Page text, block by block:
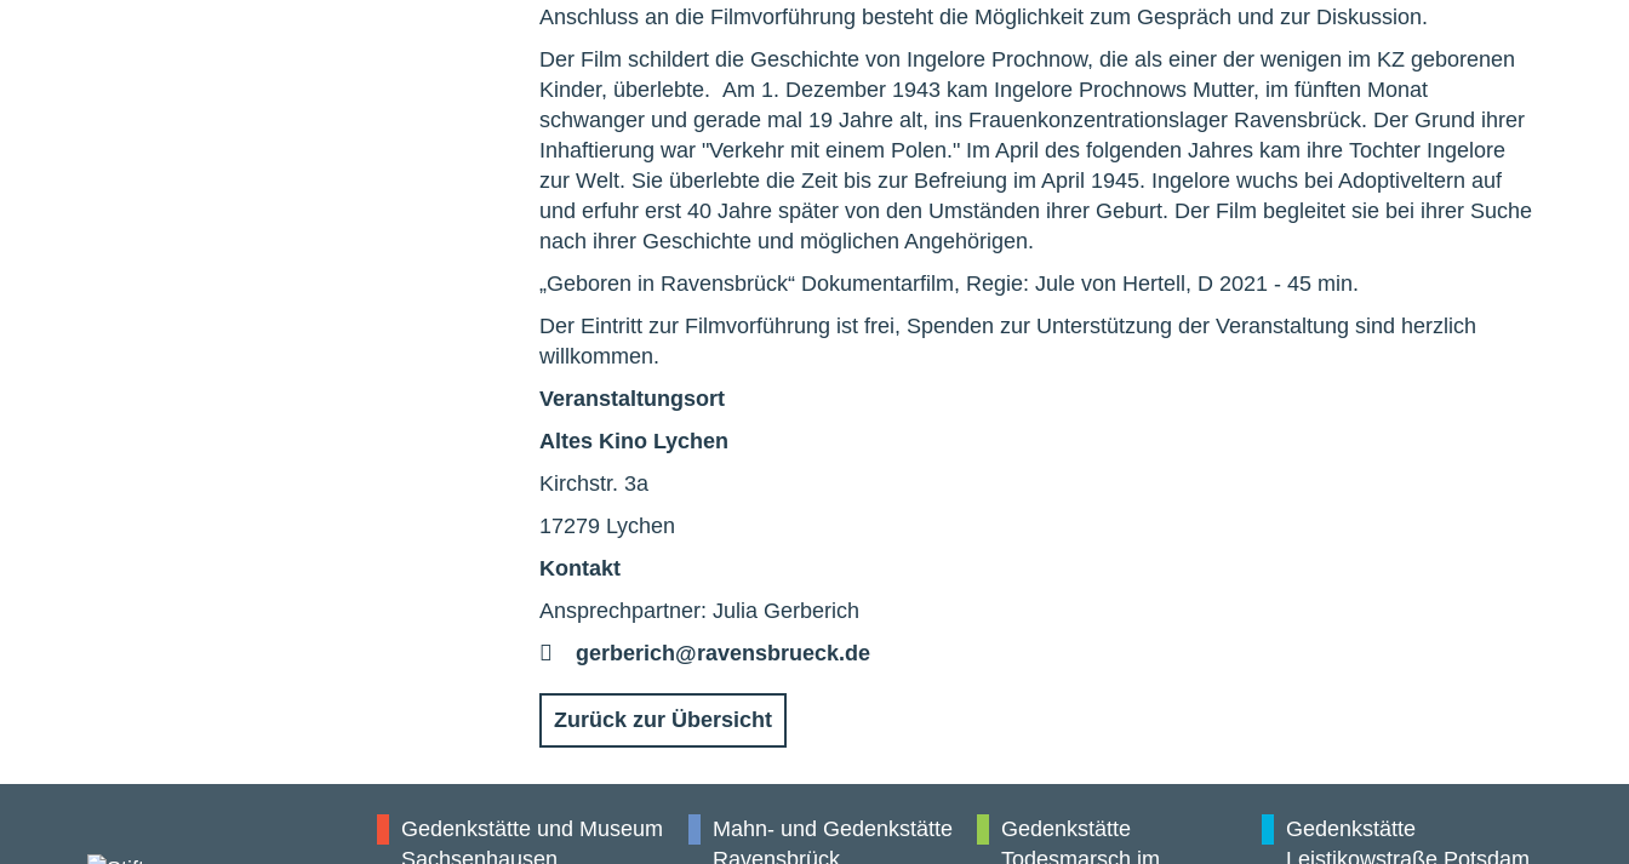
Anschluss an die Filmvorführung besteht die Möglichkeit zum Gespräch und zur Diskussion.
Der Film schildert die Geschichte von Ingelore Prochnow, die als einer der wenigen im KZ geborenen
Kinder, überlebte. Am 1. Dezember 1943 kam Ingelore Prochnows Mutter, im fünften Monat
schwanger und gerade mal 19 Jahre alt, ins Frauenkonzentrationslager Ravensbrück. Der Grund ihrer
Inhaftierung war "Verkehr mit einem Polen." Im April des folgenden Jahres kam ihre Tochter Ingelore
zur Welt. Sie überlebte die Zeit bis zur Befreiung im April 1945. Ingelore wuchs bei Adoptiveltern auf
und erfuhr erst 40 Jahre später von den Umständen ihrer Geburt. Der Film begleitet sie bei ihrer Suche
nach ihrer Geschichte und möglichen Angehörigen.
„Geboren in Ravensbrück“ Dokumentarfilm, Regie: Jule von Hertell, D 2021 - 45 min.
Der Eintritt zur Filmvorführung ist frei, Spenden zur Unterstützung der Veranstaltung sind herzlich
willkommen.
Veranstaltungsort
Altes Kino Lychen
Kirchstr. 3a
17279 Lychen
Kontakt
Ansprechpartner: Julia Gerberich
E-
gerberich@ravensbrueck.de
Zurück zur Übersicht
Gedenkstätte und Museum
Sachsenhausen
Mahn- und Gedenkstätte
Ravensbrück
Gedenkstätte
Todesmarsch im
Gedenkstätte
Leistikowstraße Potsdam